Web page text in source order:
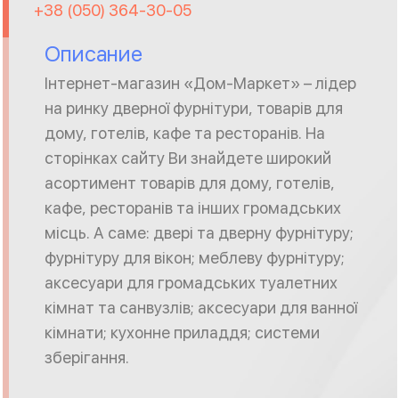
+38 (050) 364-30-05
Описание
Інтернет-магазин «Дом-Маркет» – лідер
на ринку дверної фурнітури, товарів для
дому, готелів, кафе та ресторанів. На
сторінках сайту Ви знайдете широкий
асортимент товарів для дому, готелів,
кафе, ресторанів та інших громадських
місць. А саме: двері та дверну фурнітуру;
фурнітуру для вікон; меблеву фурнітуру;
аксесуари для громадських туалетних
кімнат та санвузлів; аксесуари для ванної
кімнати; кухонне приладдя; системи
зберігання.